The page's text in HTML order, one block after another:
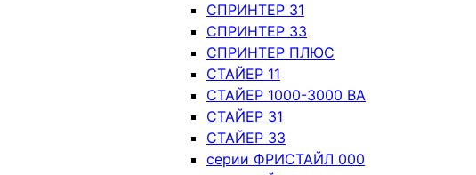
СПРИНТЕР 31
СПРИНТЕР 33
СПРИНТЕР ПЛЮС
СТАЙЕР 11
СТАЙЕР 1000-3000 ВА
СТАЙЕР 31
СТАЙЕР 33
серии ФРИСТАЙЛ 000